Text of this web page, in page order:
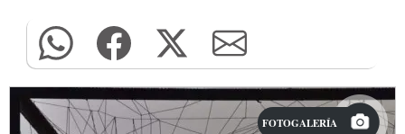
FOTOGALERÍA